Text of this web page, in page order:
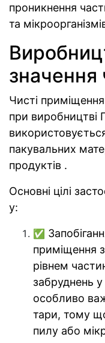
проникнення
та
значення
Чисті
при
пакувальних
продуктів .
Основні цілі
у:
✅
приміщення
рівнем
забруднень
особливо
тари, тому
пилу або